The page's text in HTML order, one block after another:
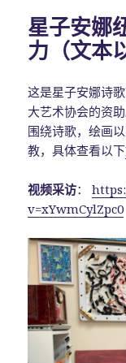
星子安娜
力（文本
这是星子安娜诗
大艺术协会的资
围绕诗歌，绘画
教，具体查看以下
视频采访：
v=xYwmCylZpc0